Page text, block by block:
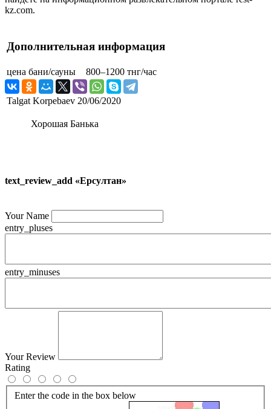
kz.com.
Дополнительная информация
цена бани/сауны 800–1200 тнг/час
Talgat Korpebaev 20/06/2020
Хорошая Банька
text_review_add «Ерсултан»
Your Name
entry_pluses
entry_minuses
Your Review
Rating
Enter the code in the box below